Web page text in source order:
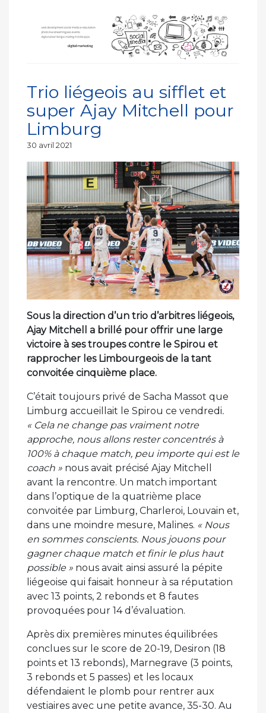
Trio liégeois au sifflet et
super Ajay Mitchell pour
Limburg
Publié
30 avril 2021
Sous la direction d’un trio d’arbitres liégeois,
Ajay Mitchell a brillé pour offrir une large
victoire à ses troupes contre le Spirou et
rapprocher les Limbourgeois de la tant
convoitée cinquième place.
C’était toujours privé de Sacha Massot que
Limburg accueillait le Spirou ce vendredi.
« Cela ne change pas vraiment notre
approche, nous allons rester concentrés à
100% à chaque match, peu importe qui est le
coach » nous avait précisé Ajay Mitchell
avant la rencontre. Un match important
dans l’optique de la quatrième place
convoitée par Limburg, Charleroi, Louvain et,
dans une moindre mesure, Malines. « Nous
en sommes conscients. Nous jouons pour
gagner chaque match et finir le plus haut
possible » nous avait ainsi assuré la pépite
liégeoise qui faisait honneur à sa réputation
avec 13 points, 2 rebonds et 8 fautes
provoquées pour 14 d’évaluation.
Après dix premières minutes équilibrées
conclues sur le score de 20-19, Desiron (18
points et 13 rebonds), Marnegrave (3 points,
3 rebonds et 5 passes) et les locaux
défendaient le plomb pour rentrer aux
vestiaires avec une petite avance, 35-30. Au